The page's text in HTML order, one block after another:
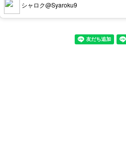
シャロク@Syaroku9